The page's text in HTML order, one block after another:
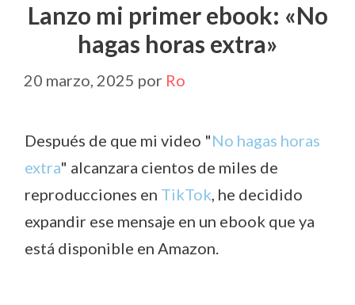
Lanzo mi primer ebook: «No
hagas horas extra»
20 marzo, 2025 por Ro
Después de que mi video "No hagas horas
extra" alcanzara cientos de miles de
reproducciones en TikTok, he decidido
expandir ese mensaje en un ebook que ya
está disponible en Amazon.